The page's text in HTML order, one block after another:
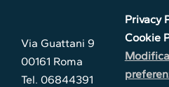
Via Guattani 9
00161 Roma
Tel. 06844391
Privacy
Cookie
Modifica